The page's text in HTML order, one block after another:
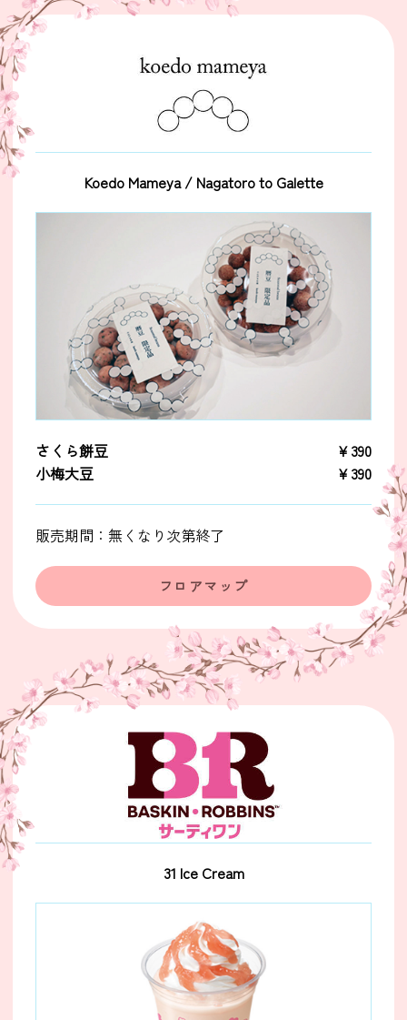
Koedo Mameya / Nagatoro to Galette
さくら餅豆
￥390
小梅大豆
￥390
販売期間：無くなり次第終了
フロアマップ
31 Ice Cream